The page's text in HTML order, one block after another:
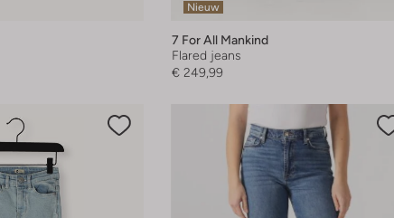
Nieuw
7 For All Mankind
Flared jeans
€ 249,99